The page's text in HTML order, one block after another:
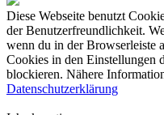
Diese Webseite benutzt
der Benutzerfreundlichkeit.
wenn du in der Browserleiste
Cookies in den Einstellungen
blockieren. Nähere
Datenschutzerklärung